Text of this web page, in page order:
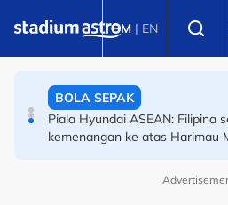
BM | EN
(Terkini) Danish Iftikhar
BOLA SEPAK
Piala Hyundai ASEAN: Filipina
kemenangan ke atas Harimau